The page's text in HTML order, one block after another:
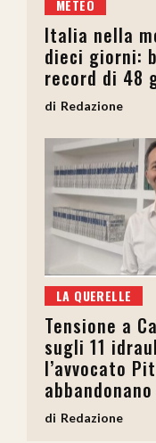
METEO
Italia nella
dieci giorni:
record di 48
Redazione
LA QUERELLE
Tensione a
sugli 11
l’avvocato
Redazione